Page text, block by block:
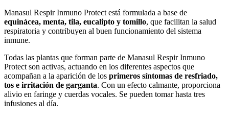
Manasul Respir Inmuno Protect está formulada a base de
equinácea, menta, tila, eucalipto y tomillo, que facilitan la salud
respiratoria y contribuyen al buen funcionamiento del sistema
inmune.
Todas las plantas que forman parte de Manasul Respir Inmuno
Protect son activas, actuando en los diferentes aspectos que
acompañan a la aparición de los primeros síntomas de resfriado,
tos e irritación de garganta. Con un efecto calmante, proporciona
alivio en faringe y cuerdas vocales. Se pueden tomar hasta tres
infusiones al día.